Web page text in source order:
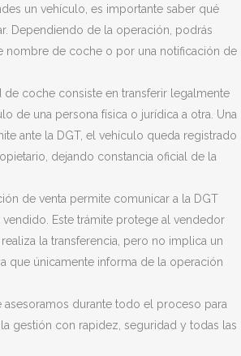
un vehículo, es importante saber qué
Dependiendo de la operación, podrás
nombre de coche o por una notificación de
de coche consiste en transferir legalmente
de una persona física o jurídica a otra. Una
ante la DGT, el vehículo queda registrado
dejando constancia oficial de la
de venta permite comunicar a la DGT
Este trámite protege al vendedor
la transferencia, pero no implica un
que únicamente informa de la operación
asesoramos durante todo el proceso para
gestión con rapidez, seguridad y todas las